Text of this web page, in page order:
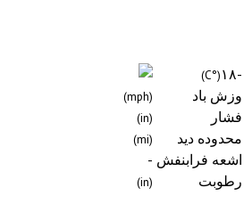
(mph)
(in)
(mi)
-
(in)